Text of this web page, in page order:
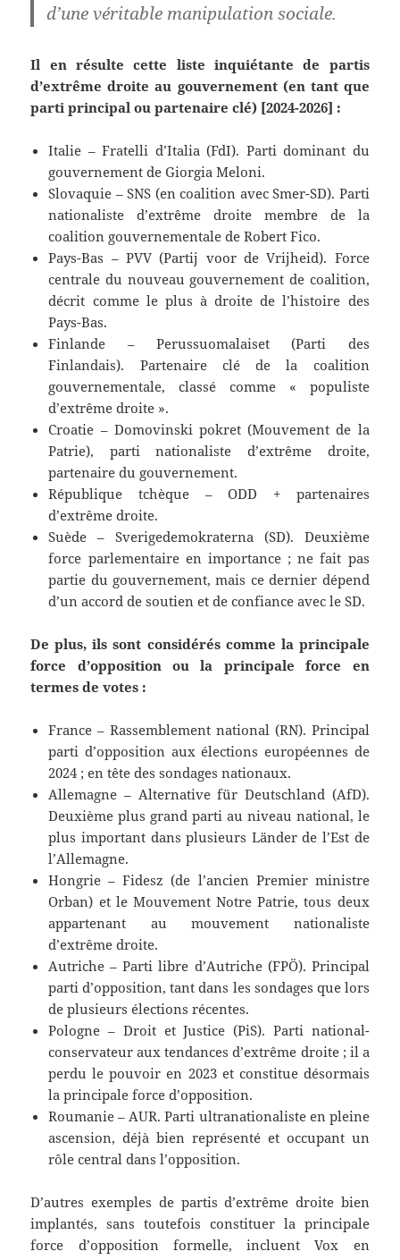
d’une véritable manipulation sociale.
Il en résulte cette liste inquiétante de partis
d’extrême droite au gouvernement (en tant que
parti principal ou partenaire clé) [2024-2026] :
Italie – Fratelli d’Italia (FdI). Parti dominant du
gouvernement de Giorgia Meloni.
Slovaquie – SNS (en coalition avec Smer-SD). Parti
nationaliste d’extrême droite membre de la
coalition gouvernementale de Robert Fico.
Pays-Bas – PVV (Partij voor de Vrijheid). Force
centrale du nouveau gouvernement de coalition,
décrit comme le plus à droite de l’histoire des
Pays-Bas.
Finlande – Perussuomalaiset (Parti des
Finlandais). Partenaire clé de la coalition
gouvernementale, classé comme « populiste
d’extrême droite ».
Croatie – Domovinski pokret (Mouvement de la
Patrie), parti nationaliste d’extrême droite,
partenaire du gouvernement.
République tchèque – ODD + partenaires
d’extrême droite.
Suède – Sverigedemokraterna (SD). Deuxième
force parlementaire en importance ; ne fait pas
partie du gouvernement, mais ce dernier dépend
d’un accord de soutien et de confiance avec le SD.
De plus, ils sont considérés comme la principale
force d’opposition ou la principale force en
termes de votes :
France – Rassemblement national (RN). Principal
parti d’opposition aux élections européennes de
2024 ; en tête des sondages nationaux.
Allemagne – Alternative für Deutschland (AfD).
Deuxième plus grand parti au niveau national, le
plus important dans plusieurs Länder de l’Est de
l’Allemagne.
Hongrie – Fidesz (de l’ancien Premier ministre
Orban) et le Mouvement Notre Patrie, tous deux
appartenant au mouvement nationaliste
d’extrême droite.
Autriche – Parti libre d’Autriche (FPÖ). Principal
parti d’opposition, tant dans les sondages que lors
de plusieurs élections récentes.
Pologne – Droit et Justice (PiS). Parti national-
conservateur aux tendances d’extrême droite ; il a
perdu le pouvoir en 2023 et constitue désormais
la principale force d’opposition.
Roumanie – AUR. Parti ultranationaliste en pleine
ascension, déjà bien représenté et occupant un
rôle central dans l’opposition.
D’autres exemples de partis d’extrême droite bien
implantés, sans toutefois constituer la principale
force d’opposition formelle, incluent Vox en